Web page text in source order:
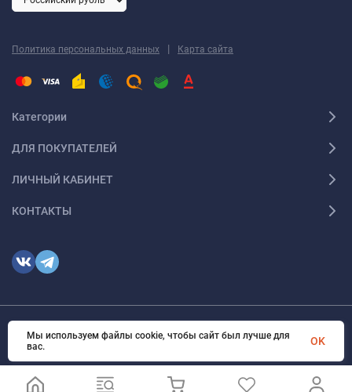
Политика персональных данных | Карта сайта
Категории
ДЛЯ ПОКУПАТЕЛЕЙ
ЛИЧНЫЙ КАБИНЕТ
КОНТАКТЫ
© 2026 optmoskvaa.ru Все права защищены
Мы используем файлы cookie, чтобы сайт был лучше для
вас.
OK